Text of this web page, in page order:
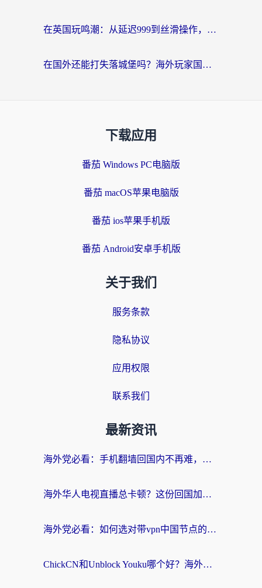
在英国玩鸣潮：从延迟999到丝滑操作，我是怎么做到的？
在国外还能打失落城堡吗？海外玩家国服游戏加速终极指南（附北美玩online加速器下载技巧）
下载应用
番茄 Windows PC电脑版
番茄 macOS苹果电脑版
番茄 ios苹果手机版
番茄 Android安卓手机版
关于我们
服务条款
隐私协议
应用权限
联系我们
最新资讯
海外党必看：手机翻墙回国内不再难，一篇搞定无缝访问国内资源指南
海外华人电视直播总卡顿？这份回国加速器选择指南帮你无缝看国内资源
海外党必看：如何选对带vpn中国节点的加速器？无缝访问国内资源全攻略
ChickCN和Unblock Youku哪个好？海外党亲测4款热门回国加速器，附避坑指南